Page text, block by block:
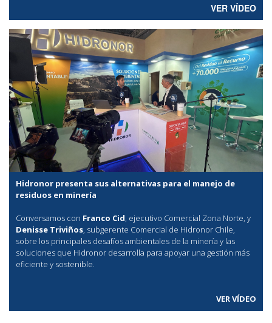
VER VÍDEO
Hidronor presenta sus alternativas para el manejo de
residuos en minería
Conversamos con Franco Cid, ejecutivo Comercial Zona Norte, y
Denisse Triviños, subgerente Comercial de Hidronor Chile,
sobre los principales desafíos ambientales de la minería y las
soluciones que Hidronor desarrolla para apoyar una gestión más
eficiente y sostenible.
VER VÍDEO